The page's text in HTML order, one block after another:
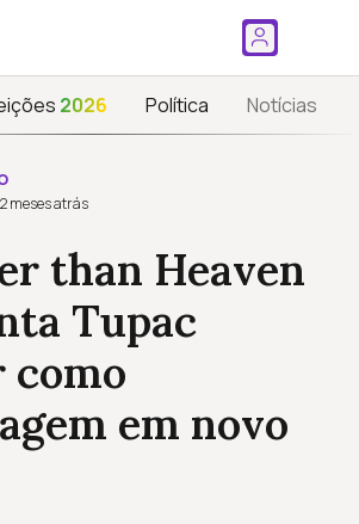
2026 Política Notícias
2 meses atrás
than Heaven
Tupac
como
em novo